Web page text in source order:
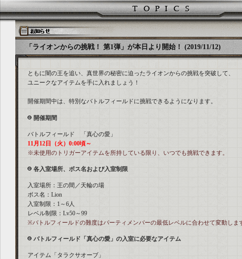
「ライオンからの挑戦！ 第1弾」が本日より開始！ (2019/11/12)
ともに闇の王を追い、真世界の秘密に迫ったライオンからの挑戦を突破して、
ユニークなアイテムを手に入れましょう！
開催期間中は、特別なバトルフィールドに挑戦できるようになります。
開催期間
バトルフィールド 「真心の愛」
11月12日（火）0:00頃～
※未使用のトリガーアイテムを所持している限り、いつでも挑戦できます。
各入室場所、ボス名および入室制限
入室場所：王の間／天輪の場
ボス名：Lion
入室制限：1～6人
レベル制限：Lv50～99
※バトルフィールドの難度はパーティメンバーの最低レベルに合わせて変動しま
バトルフィールド「真心の愛」の入室に必要なアイテム
アイテム「タラクサオーブ」